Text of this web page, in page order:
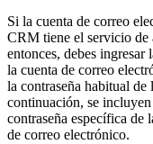
Si la cuenta de correo
CRM tiene el servicio de
entonces, debes ingresar
la cuenta de correo
la contraseña habitual
continuación, se
contraseña específica de
de correo electrónico.